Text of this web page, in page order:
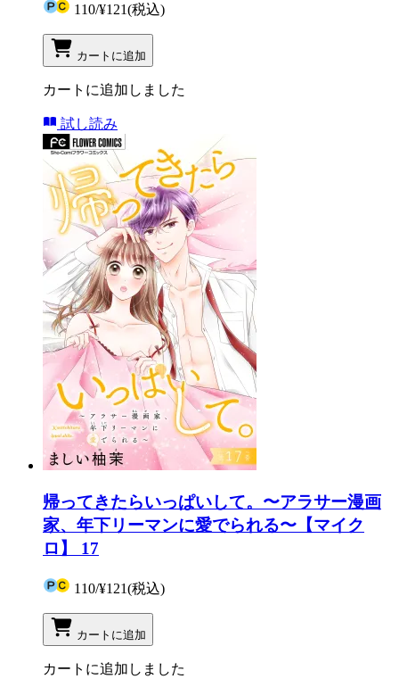
110/¥121(税込)
カートに追加
カートに追加しました
試し読み
帰ってきたらいっぱいして。〜アラサー漫画
家、年下リーマンに愛でられる〜【マイク
ロ】 17
110/¥121(税込)
カートに追加
カートに追加しました